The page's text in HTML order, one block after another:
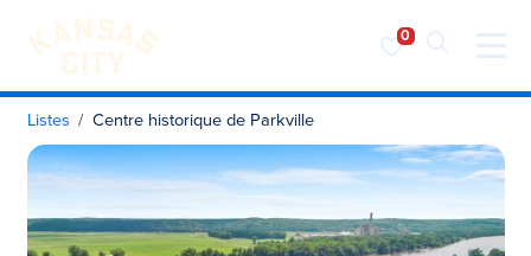
Visiter KC
Skip to content
Listes Centre historique de Parkville